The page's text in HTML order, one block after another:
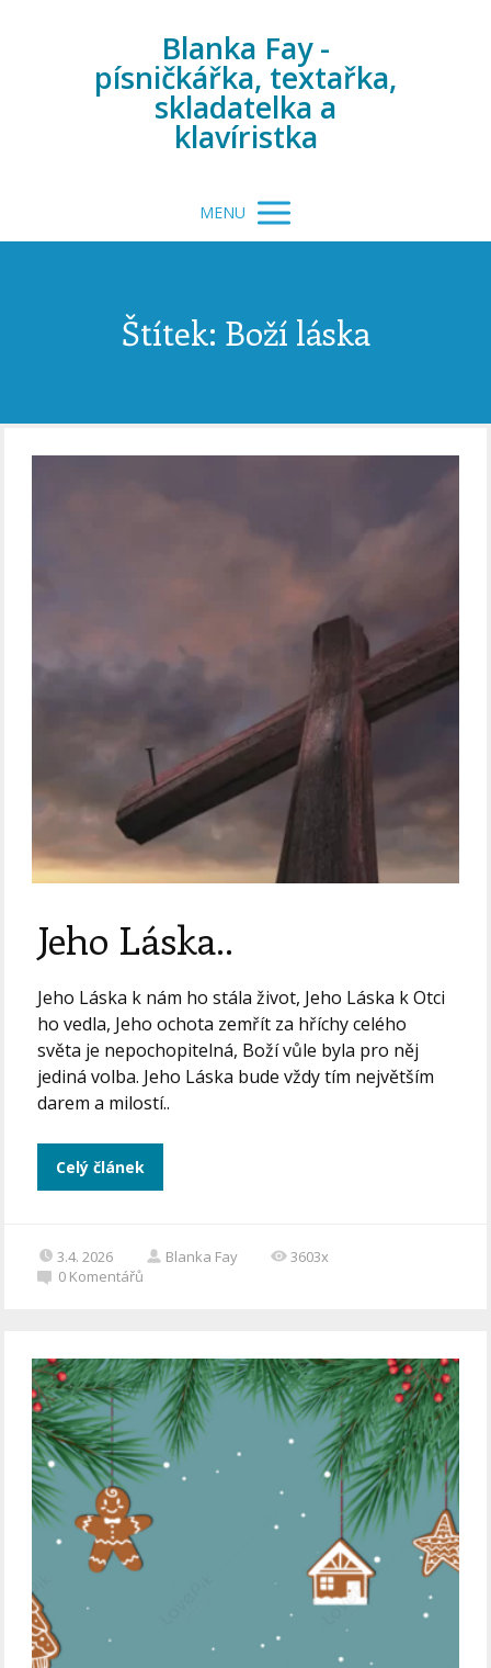
Blanka Fay -
písničkářka, textařka,
skladatelka a
klavíristka
MENU
Štítek: Boží láska
Jeho Láska..
Jeho Láska k nám ho stála život, Jeho Láska k Otci
ho vedla, Jeho ochota zemřít za hříchy celého
světa je nepochopitelná, Boží vůle byla pro něj
jediná volba. Jeho Láska bude vždy tím největším
darem a milostí..
Celý článek
3.4. 2026 Blanka Fay
3603x
0 Komentářů